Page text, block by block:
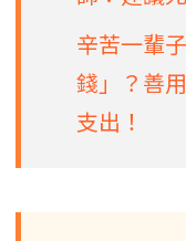
辛苦一輩
錢」？善
支出！